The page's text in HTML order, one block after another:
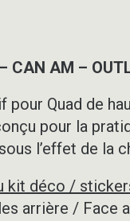
CAN AM –
pour Quad de
pour la
l’effet de la
kit déco /
arrière / Face